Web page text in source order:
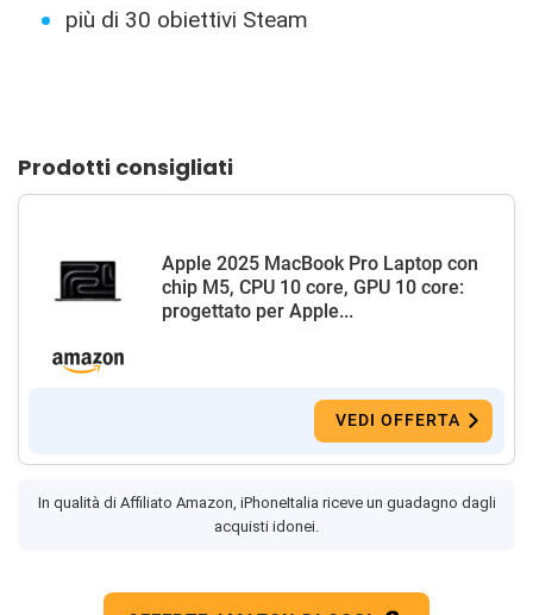
più di 30 obiettivi Steam
Prodotti consigliati
Apple 2025 MacBook Pro Laptop con
chip M5, CPU 10 core, GPU 10 core:
progettato per Apple...
VEDI OFFERTA
In qualità di Affiliato Amazon, iPhoneItalia riceve un guadagno dagli
acquisti idonei.